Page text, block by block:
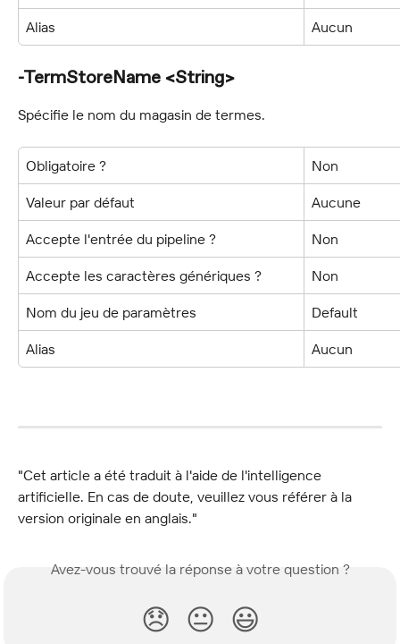
Alias Aucun
-TermStoreName <String>
Spécifie le nom du magasin de termes.
Obligatoire ? Non
Valeur par défaut Aucune
Accepte l'entrée du pipeline ? Non
Accepte les caractères génériques ? Non
Nom du jeu de paramètres Default
Alias Aucun
"Cet article a été traduit à l'aide de l'intelligence
artificielle. En cas de doute, veuillez vous référer à la
version originale en anglais."
Avez-vous trouvé la réponse à votre question ?
😞 😐 😃